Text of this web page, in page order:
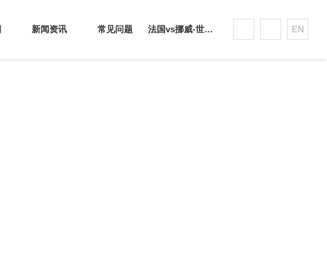
新闻资讯 常见问题 法国vs挪威-世界杯赛事平台 EN